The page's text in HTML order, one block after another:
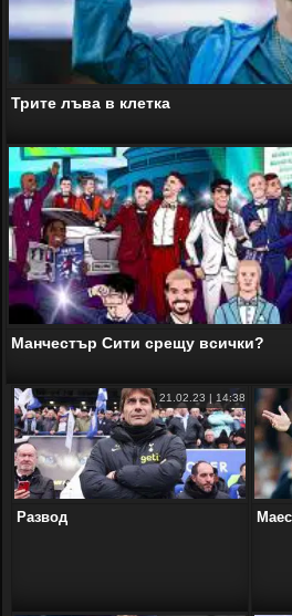
Трите лъва в клетка
Манчестър Сити срещу всички?
21.02.23 | 14:38
Развод